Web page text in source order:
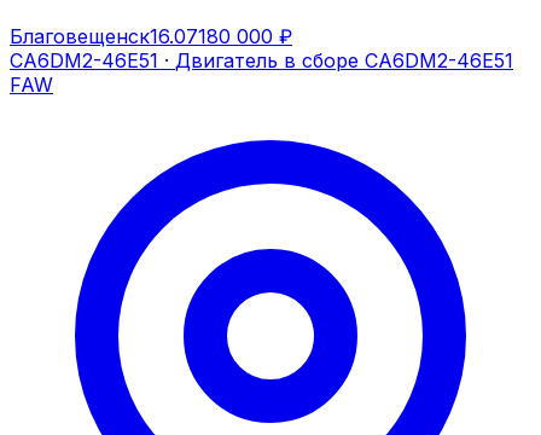
Благовещенск16.07180 000 ₽
CA6DM2-46E51 · Двигатель в сборе CA6DM2-46E51
FAW